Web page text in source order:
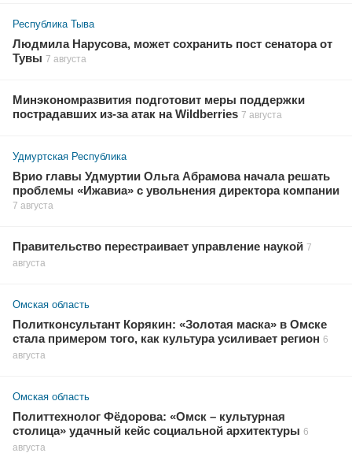
Республика Тыва
Людмила Нарусова, может сохранить пост сенатора от
Тувы 7 августа
Минэкономразвития подготовит меры поддержки
пострадавших из-за атак на Wildberries 7 августа
Удмуртская Республика
Врио главы Удмуртии Ольга Абрамова начала решать
проблемы «Ижавиа» с увольнения директора компании
7 августа
Правительство перестраивает управление наукой 7
августа
Омская область
Политконсультант Корякин: «Золотая маска» в Омске
стала примером того, как культура усиливает регион 6
августа
Омская область
Политтехнолог Фёдорова: «Омск – культурная
столица» удачный кейс социальной архитектуры 6
августа